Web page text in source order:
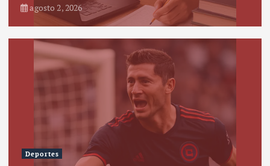
agosto 2, 2026
Deportes